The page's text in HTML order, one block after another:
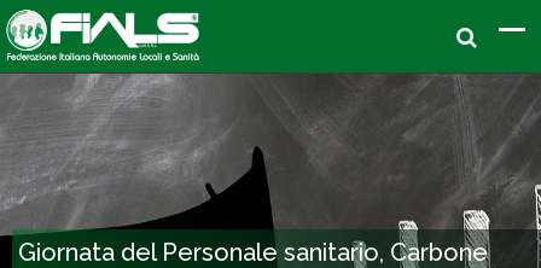
Giornata del Personale sanitario, Carbone